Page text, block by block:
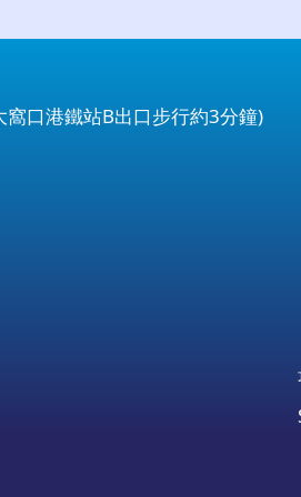
口港鐵站B出口步行約3分鐘)